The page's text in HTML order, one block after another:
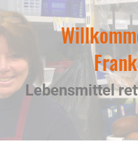
Lebensmittel